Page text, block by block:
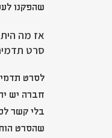
שהפקנו
אז מה
סרט
לסרט
חברה יש
בלי קשר
שהסרט